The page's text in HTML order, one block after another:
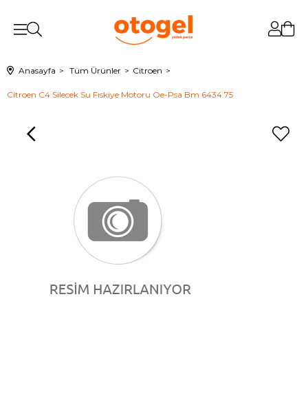
Anasayfa Tüm Ürünler Citroen
Citroen C4 Silecek Su Fıskiye Motoru Oe-Psa Bm 6434.75